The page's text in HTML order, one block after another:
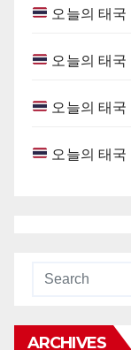
오늘의 태
오늘의 태
오늘의 태
오늘의 태
ARCHIVES